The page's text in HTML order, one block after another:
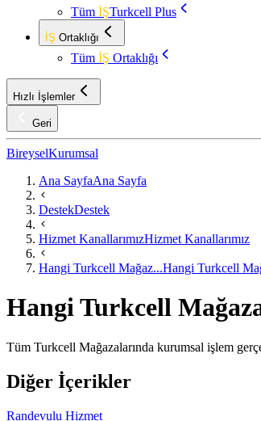
Tüm İŞTurkcell Plus
İŞ Ortaklığı
Tüm İŞ Ortaklığı
Hızlı İşlemler
Geri
BireyselKurumsal
Ana SayfaAna Sayfa
DestekDestek
Hizmet KanallarımızHizmet Kanallarımız
Hangi Turkcell Mağaz...Hangi Turkcell
Hangi Turkcell
Tüm Turkcell Mağazalarında kurumsal işlem
Diğer İçerikler
Randevulu Hizmet